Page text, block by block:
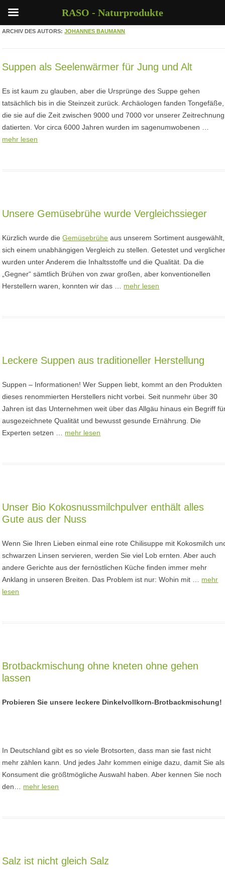
ARCHIV DES AUTORS:JOHANNES BAUMANN
Suppen als Seelenwärmer für Jung und Alt
Es ist kaum zu glauben, aber die Ursprünge des Suppe gehen
tatsächlich bis in die Steinzeit zurück. Archäologen fanden Tongefäße,
die sie auf die Zeit zwischen 9000 und 7000 vor unserer Zeitrechnung
datierten. Vor circa 6000 Jahren wurden im sagenumwobenen …
mehr lesen
Unsere Gemüsebrühe wurde Vergleichssieger
Kürzlich wurde dieGemüsebrühe aus unserem Sortiment ausgewählt,
sich einem unabhängigen Vergleich zu stellen. Getestet und
wurden unter Anderem die Inhaltsstoffe und die Qualität. Da die
„Gegner“ sämtlich Brühen von zwar großen, aber konventionellen
Herstellern waren, konnten wir das … mehr lesen
Leckere Suppen aus traditioneller Herstellung
Suppen – Informationen! Wer Suppen liebt, kommt an den Produkten
dieses renommierten Herstellers nicht vorbei. Seit nunmehr über 30
Jahren ist das Unternehmen weit über das Allgäu hinaus ein Begriff
ausgezeichnete Qualität und bewusst gesunde Ernährung. Die
Experten setzen … mehr lesen
Unser Bio Kokosnussmilchpulver enthält alles
Gute aus der Nuss
Wenn Sie Ihren Lieben einmal eine rote Chilisuppe mit Kokosmilch
schwarzen Linsen servieren, werden Sie viel Lob ernten. Aber auch
andere Gerichte aus der fernöstlichen Küche finden immer mehr
Anklang in unseren Breiten. Das Problem ist nur: Wohin mit … mehr
lesen
Brotbackmischung ohne kneten ohne gehen
lassen
Probieren Sie unsere leckere Dinkelvollkorn-Brotbackmischung!
In Deutschland gibt es so viele Brotsorten, dass man sie fast nicht
mehr zählen kann. Und jedes Jahr kommen einige dazu, damit Sie als
Konsument die größtmögliche Auswahl haben. Aber kennen Sie noch
den… mehr lesen
Salz ist nicht gleich Salz
RASO - Naturprodukte